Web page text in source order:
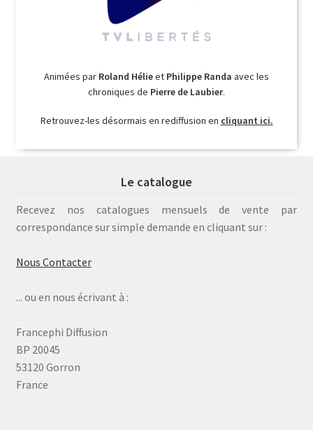
Animées par Roland Hélieet Philippe Randa avec les
chroniques de Pierre de Laubier.
Retrouvez-les désormais en rediffusion en cliquant ici.
Le catalogue
Recevez nos catalogues mensuels de vente par
correspondance sur simple demande en cliquant sur :
Nous Contacter
... ou en nous écrivant à :
Francephi Diffusion
BP 20045
53120 Gorron
France